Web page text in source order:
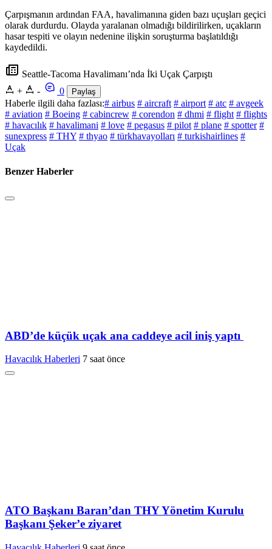
Çarpışmanın ardından FAA, havalimanına giden bazı uçuşları geçici
olarak durdurdu. Olayda yaralanan olmadığı bildirilirken, uçakların
hasar tespiti ve olayın nedenine ilişkin soruşturma başlatıldığı
kaydedildi.
Seattle-Tacoma Havalimanı’nda İki Uçak Çarpıştı
+
- 0 Paylaş
Haberle ilgili daha fazlası:# airbus # aircraft # airport # atc # avgeek
# aviation # Boeing # cabincrew # corendon # dhmi # flight # flights
# havacılık # havalimani # love # pegasus # pilot # plane # spotter #
sunexpress # THY # thyao # türkhavayolları # turkishairlines #
Uçak
Benzer Haberler
ABD’de küçük uçak ana caddeye acil iniş yaptı
Havacılık Haberleri 7 saat önce
ATO Başkanı Baran’dan THY Yönetim Kurulu
Başkanı Şeker’e ziyaret